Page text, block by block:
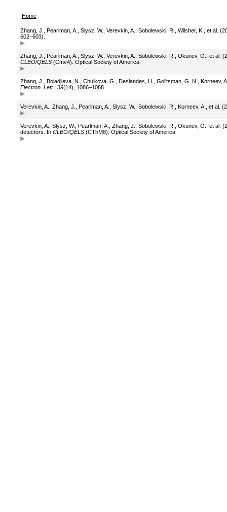
Home
Zhang, J., Pearlman, A., Slysz, W., Verevkin, A., Sobolewski, R., Wilsher, K., et al.
602–603).
Zhang, J., Pearlman, A., Slysz, W., Verevkin, A., Sobolewski, R., Okunev, O., et
CLEO/QELS(Cmv4). Optical Society of America.
Zhang, J., Boiadjieva, N., Chulkova, G., Deslandes, H., Gol'tsman, G. N.,
Electron. Lett.
39(14), 1086–1088.
Verevkin, A., Zhang, J., Pearlman, A., Slysz, W., Sobolewski, R., Korneev, A., et al.
Verevkin, A., Slysz, W., Pearlman, A., Zhang, J., Sobolewski, R., Okunev, O., et
detectors. In CLEO/QELS(CThM8). Optical Society of America.